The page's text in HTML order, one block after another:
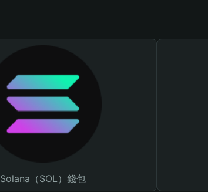
Solana（SOL）錢包